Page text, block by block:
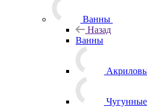
Ванны
Назад
Ванны